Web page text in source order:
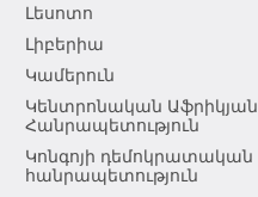
Լեսոտո
Լիբերիա
Կամերուն
Կենտրոնական Աֆրիկյան
Հանրապետություն
Կոնգոյի դեմոկրատական
հանրապետություն